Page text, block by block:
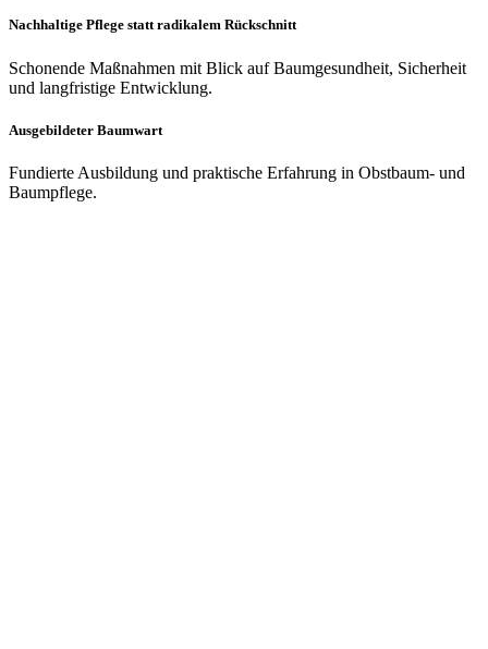
Nachhaltige Pflege statt radikalem Rückschnitt
Schonende Maßnahmen mit Blick auf Baumgesundheit, Sicherheit
und langfristige Entwicklung.
Ausgebildeter Baumwart
Fundierte Ausbildung und praktische Erfahrung in Obstbaum- und
Baumpflege.